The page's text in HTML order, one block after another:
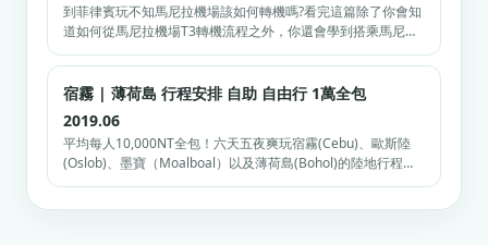
到菲律賓玩不知馬尼拉機場該如何轉機嗎?看完這篇除了你會知
道如何從馬尼拉機場T3轉機流程之外，你還會學到搭乘馬尼拉
機場免費航廈接駁巴士到不同的機場航廈。此外Manila Ninoy
機場該如何購買網路或是轉掛行李呢？別緊張！肉比頭教你如
何在馬尼拉機場第三航廈…
宿霧 | 薄荷島 行程安排 自助 自由行 1萬全包
2019.06
平均每人10,000NT全包！六天五夜爽玩宿霧(Cebu)、歐斯陸
(Oslob)、墨寶（Moalboal）以及薄荷島(Bohol)的陸地行程以
及巴利卡薩大斷崖(Balicasag)浮淺＆深淺「行程大公開」！包